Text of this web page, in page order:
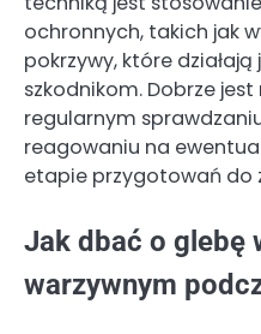
ochronnych, takich jak
pokrzywy, które
szkodnikom. Dobrze
regularnym
reagowaniu na
etapie przygotowań do
Jak dbać o glebę
warzywnym